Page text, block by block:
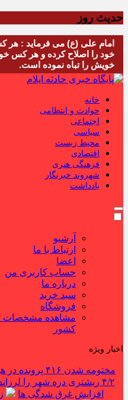
حدیث روز
خویش را تباه نموده است.
خانه
حوادث و انتظامی
اجتماعی
سیاسی
محیط زیست
اقتصادی
فرهنگی هنری
شهروند خبرنگار
یادداشت
آرشیو
ارتباط با ما
اعضا
حساب کاربری من
درباره ما
سبد خرید
فروشگاه
مشاهده مشخصات
کشور
اخبار ویژه
مختومه شدن ۴۱۶ پرونده در هیئت‌های صلح ایلام
۴/۲ ریشتری دره شهر را لرزاند
افزایش غرق شدگی ها